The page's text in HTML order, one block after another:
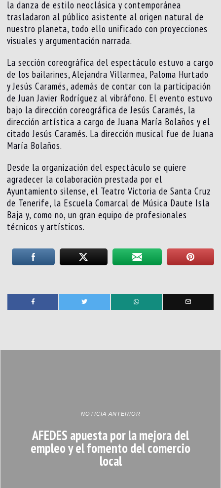
la danza de estilo neoclásica y contemporánea
trasladaron al público asistente al origen natural de
nuestro planeta, todo ello unificado con proyecciones
visuales y argumentación narrada.
La sección coreográfica del espectáculo estuvo a cargo
de los bailarines, Alejandra Villarmea, Paloma Hurtado
y Jesús Caramés, además de contar con la participación
de Juan Javier Rodríguez al vibráfono. El evento estuvo
bajo la dirección coreográfica de Jesús Caramés, la
dirección artística a cargo de Juana María Bolaños y el
citado Jesús Caramés. La dirección musical fue de Juana
María Bolaños.
Desde la organización del espectáculo se quiere
agradecer la colaboración prestada por el
Ayuntamiento silense, el Teatro Victoria de Santa Cruz
de Tenerife, la Escuela Comarcal de Música Daute Isla
Baja y, como no, un gran equipo de profesionales
técnicos y artísticos.
NOTICIA ANTERIOR
AFEDES apuesta por la mejora del
empleo y el fomento del comercio
local